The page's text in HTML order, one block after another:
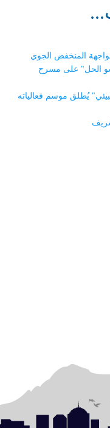
المنخفض الجوي
الحل" على مسرح
يُطلق موسم فعالياته